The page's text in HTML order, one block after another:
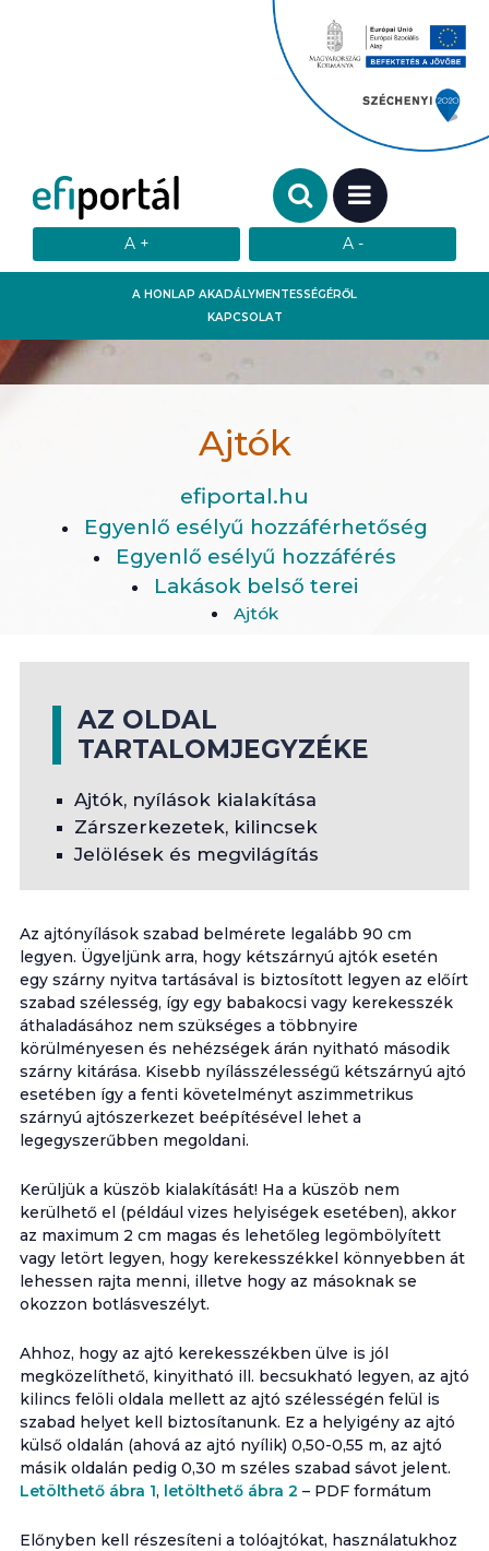
A HONLAP AKADÁLYMENTESSÉGÉRŐL
KAPCSOLAT
Keresendő szó:
MENÜ
Ajtók
efiportal.hu
Egyenlő esélyű hozzáférhetőség
Egyenlő esélyű hozzáférés
Lakások belső terei
Ajtók
AZ OLDAL
TARTALOMJEGYZÉKE
Ajtók, nyílások kialakítása
Zárszerkezetek, kilincsek
Jelölések és megvilágítás
Az ajtónyílások szabad belmérete legalább 90 cm
legyen. Ügyeljünk arra, hogy kétszárnyú ajtók esetén
egy szárny nyitva tartásával is biztosított legyen az előírt
szabad szélesség, így egy babakocsi vagy kerekesszék
áthaladásához nem szükséges a többnyire
körülményesen és nehézségek árán nyitható második
szárny kitárása. Kisebb nyílásszélességű kétszárnyú ajtó
esetében így a fenti követelményt aszimmetrikus
szárnyú ajtószerkezet beépítésével lehet a
legegyszerűbben megoldani.
Kerüljük a küszöb kialakítását! Ha a küszöb nem
kerülhető el (például vizes helyiségek esetében), akkor
az maximum 2 cm magas és lehetőleg legömbölyített
vagy letört legyen, hogy kerekesszékkel könnyebben át
lehessen rajta menni, illetve hogy az másoknak se
okozzon botlásveszélyt.
Ahhoz, hogy az ajtó kerekesszékben ülve is jól
megközelíthető, kinyitható ill. becsukható legyen, az ajtó
kilincs felöli oldala mellett az ajtó szélességén felül is
szabad helyet kell biztosítanunk. Ez a helyigény az ajtó
külső oldalán (ahová az ajtó nyílik) 0,50-0,55 m, az ajtó
másik oldalán pedig 0,30 m széles szabad sávot jelent.
Letölthető ábra 1, letölthető ábra 2 – PDF formátum
Előnyben kell részesíteni a tolóajtókat, használatukhoz